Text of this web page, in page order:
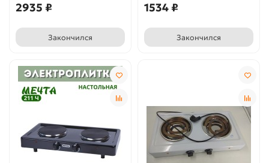
2935 ₽
Закончился
1534 ₽
Закончился